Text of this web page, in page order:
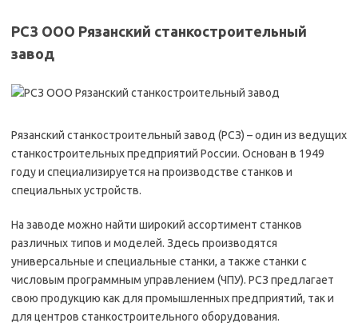
РСЗ ООО Рязанский станкостроительный
завод
Рязанский станкостроительный завод (РСЗ) – один из ведущих
станкостроительных предприятий России. Основан в 1949
году и специализируется на производстве станков и
специальных устройств.
На заводе можно найти широкий ассортимент станков
различных типов и моделей. Здесь производятся
универсальные и специальные станки, а также станки с
числовым программным управлением (ЧПУ). РСЗ предлагает
свою продукцию как для промышленных предприятий, так и
для центров станкостроительного оборудования.